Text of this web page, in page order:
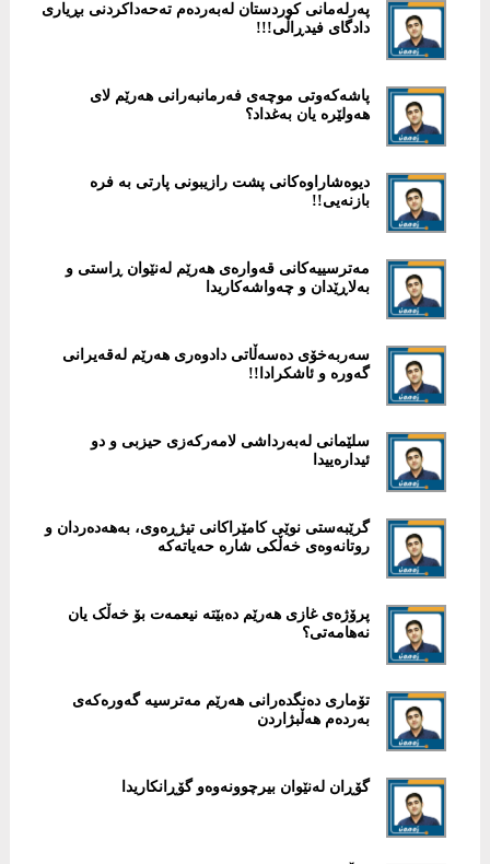
پەرلەمانی كوردستان لەبەردەم تەحەداکردنی بڕیاری
دادگای فیدڕاڵی!!!
پاشەکەوتى موچەى فەرمانبەرانى هەرێم لاى
هەولێرە یان بەغداد؟
دیوەشاراوەكانی پشت رازیبونی پارتی بە فرە
بازنەیی!!
‎مەترسییەكانی قەوارەی هەرێم لەنێوان ڕاستی و
بەلاڕێدان و چەواشەكاریدا
سەربەخۆی دەسەڵاتی دادوەری هەرێم لەقەیرانی
گەورە و ئاشكرادا!!
سلێمانی لەبەرداشی لامەركەزی حیزبی و دو
ئیدارەییدا
گرێبەستی نوێی كامێراكانی تیژڕەوی، بەهەدەردان و
روتانەوەی خەڵكی شارە حەیاتەكە
پرۆژەی غازی هەرێم دەبێتە نیعمەت بۆ خەڵک یان
نەهامەتی؟
تۆماری دەنگدەرانی هەرێم مەترسیە گەورەكەی
بەردەم هەڵبژاردن
گۆڕان لەنێوان بیرچوونەوەو گۆڕانکاریدا